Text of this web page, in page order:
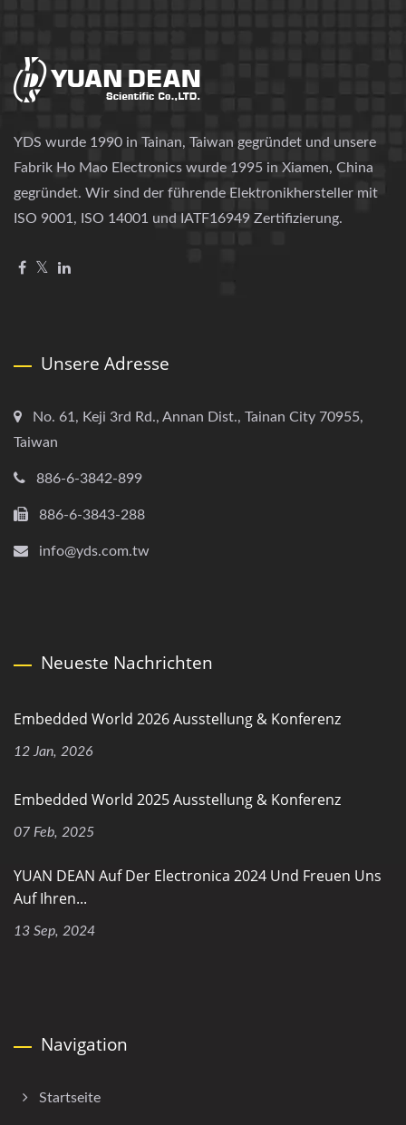
YDS wurde 1990 in Tainan, Taiwan gegründet und unsere
Fabrik Ho Mao Electronics wurde 1995 in Xiamen, China
gegründet. Wir sind der führende Elektronikhersteller mit
ISO 9001, ISO 14001 und IATF16949 Zertifizierung.
Unsere Adresse
No. 61, Keji 3rd Rd., Annan Dist., Tainan City 70955,
Taiwan
886-6-3842-899
886-6-3843-288
info@yds.com.tw
Neueste Nachrichten
Embedded World 2026 Ausstellung & Konferenz
12 Jan, 2026
Embedded World 2025 Ausstellung & Konferenz
07 Feb, 2025
YUAN DEAN Auf Der Electronica 2024 Und Freuen Uns
Auf Ihren...
13 Sep, 2024
Navigation
Startseite